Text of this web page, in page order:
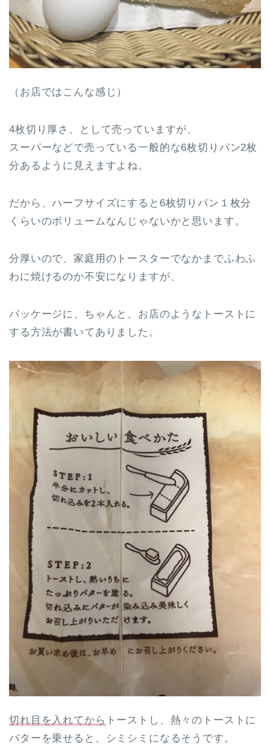
（お店ではこんな感じ）
4枚切り厚さ、として売っていますが、
スーパーなどで売っている一般的な6枚切りパン2枚
分あるように見えますよね。
だから、ハーフサイズにすると6枚切りパン１枚分
くらいのボリュームなんじゃないかと思います。
分厚いので、家庭用のトースターでなかまでふわふ
わに焼けるのか不安になりますが、
パッケージに、ちゃんと、お店のようなトーストに
する方法が書いてありました。
切れ目を入れてから トーストし、熱々のトーストに
バターを乗せると、シミシミになるそうです。